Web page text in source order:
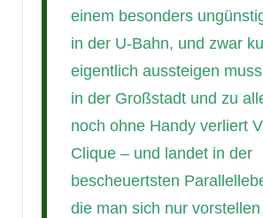
einem besonders
in der U-Bahn, und zwar
eigentlich aussteigen
in der Großstadt und zu
noch ohne Handy verliert
Clique – und landet in der
bescheuertsten
die man sich nur